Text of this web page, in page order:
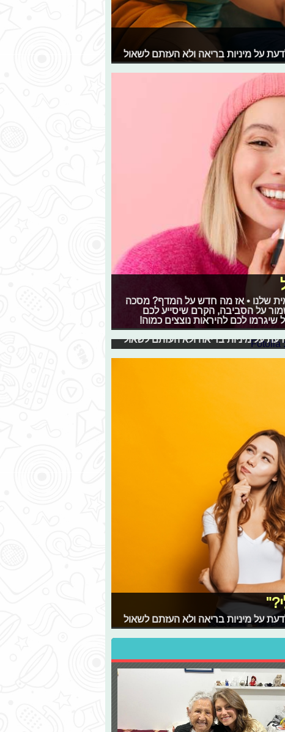
על מיניות בריאה ולא העזתם לשאול
שלנו • אז מה חדש על המדף? מסכה
על הסביבה, הקרם שיסייע לכם
שיגרמו לכם להיראות נוצצים כמוה!
לי רע"
על מיניות בריאה ולא העזתם לשאול
על מיניות בריאה ולא העזתם לשאול